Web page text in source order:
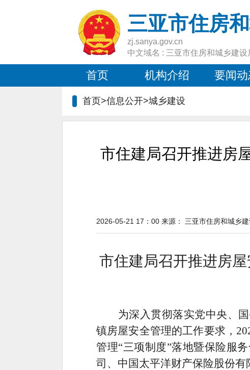
三亚市住房
zj.sanya.gov.cn
中文域名 : 三亚市住房和城乡建设
首页 机构介绍 要闻动
首页>信息公开>城乡建设
市住建局召开推进房
2026-05-21 17：00 来源： 三亚市住房和城乡
市住建局召开推进房
为深入贯彻落实党中央、
镇房屋安全管理的工作要求，
管理“三项制度”落地暨保险服
司、中国太平洋财产保险股份